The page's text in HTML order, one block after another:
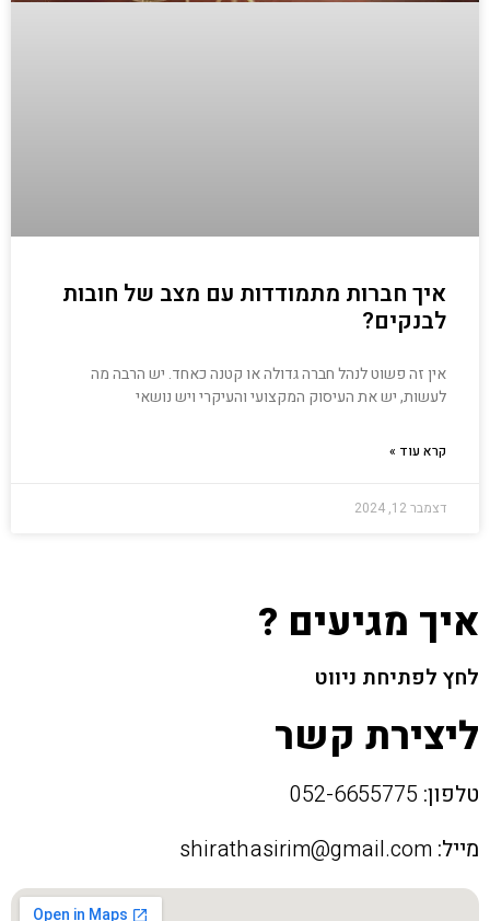
איך חברות מתמודדות עם מצב של חובות
לבנקים?
אין זה פשוט לנהל חברה גדולה או קטנה כאחד. יש הרבה מה
לעשות, יש את העיסוק המקצועי והעיקרי ויש נושאי
קרא עוד »
דצמבר 12, 2024
איך מגיעים ?
לחץ לפתיחת ניווט
ליצירת קשר
טלפון:
מייל: shirathasirim@gmail.com